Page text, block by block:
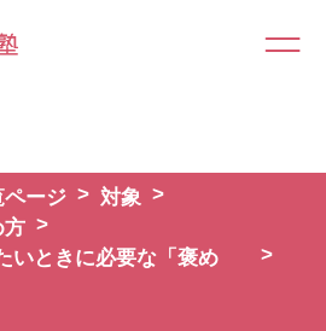
ページ
対象
方
いときに必要な「褒め